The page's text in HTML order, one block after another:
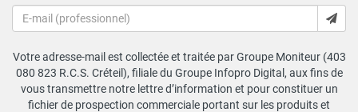
Votre adresse-mail est collectée et traitée par Groupe Moniteur (403
080 823 R.C.S. Créteil), filiale du Groupe Infopro Digital, aux fins de
vous transmettre notre lettre d’information et pour constituer un
fichier de prospection commerciale portant sur les produits et